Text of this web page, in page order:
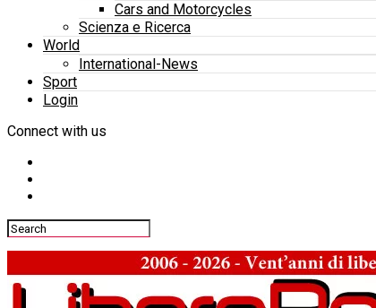
Cars and Motorcycles
Scienza e Ricerca
World
International-News
Sport
Login
Connect with us